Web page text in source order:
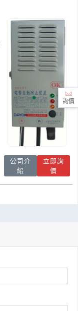
公司介
紹
立即詢
價
詢價